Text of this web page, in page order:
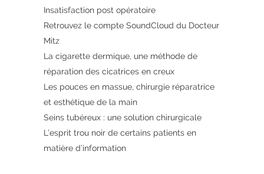
Insatisfaction post opératoire
Retrouvez le compte SoundCloud du Docteur
Mitz
La cigarette dermique, une méthode de
réparation des cicatrices en creux
Les pouces en massue, chirurgie réparatrice
et esthétique de la main
Seins tubéreux : une solution chirurgicale
L’esprit trou noir de certains patients en
matière d’information